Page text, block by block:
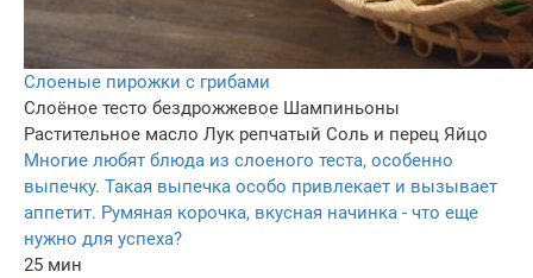
Слоеные пирожки с грибами
Слоёное тесто бездрожжевое Шампиньоны
Растительное масло Лук репчатый Соль и перец Яйцо
Многие любят блюда из слоеного теста, особенно
выпечку. Такая выпечка особо привлекает и вызывает
аппетит. Румяная корочка, вкусная начинка - что еще
нужно для успеха?
25 мин